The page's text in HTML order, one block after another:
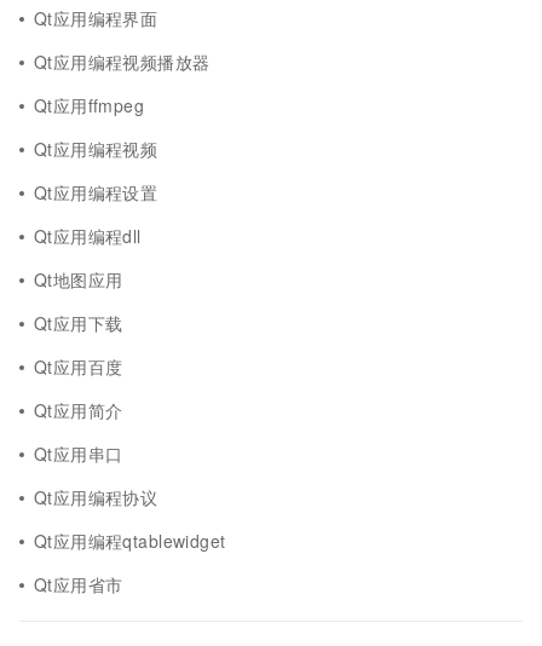
Qt应用编程界面
Qt应用编程视频播放器
Qt应用ffmpeg
Qt应用编程视频
Qt应用编程设置
Qt应用编程dll
Qt地图应用
Qt应用下载
Qt应用百度
Qt应用简介
Qt应用串口
Qt应用编程协议
Qt应用编程qtablewidget
Qt应用省市